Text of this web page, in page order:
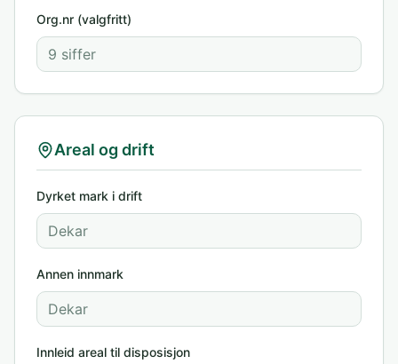
Org.nr (valgfritt)
Areal og drift
Dyrket mark i drift
Annen innmark
Innleid areal til disposisjon